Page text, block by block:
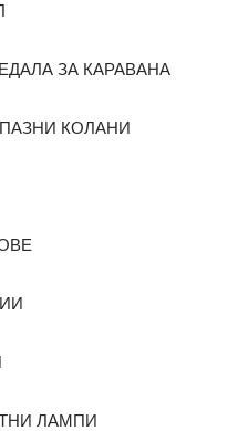
ЗА КАРАВАНА
КОЛАНИ
ЛАМПИ